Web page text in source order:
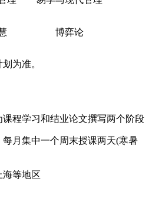
博弈论
为准。
程学习和结业论文撰写两个阶段
月集中一个周末授课两天(寒暑
海等地区